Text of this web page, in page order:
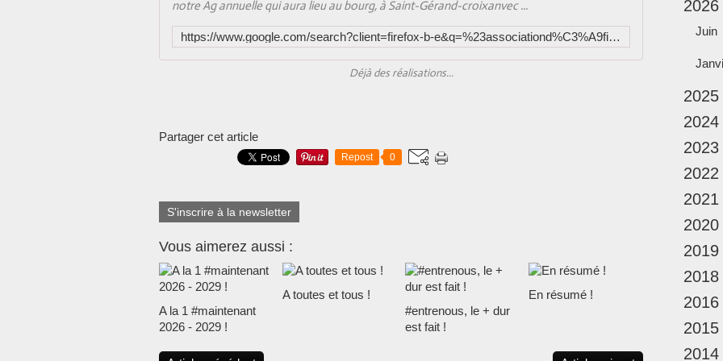
notre Ag annuelle qui aura lieu au bourg, à Saint-Gérand-croixanvec ...
https://www.google.com/search?client=firefox-b-e&q=%23associationd%C3%A9ficanal%C3%A0santg%C3%A9randcroixanvec
Déjà des réalisations...
Partager cet article
Repost 0
S'inscrire à la newsletter
Vous aimerez aussi :
A la 1 #maintenant
2026 - 2029 !
A toutes et tous !
#entrenous, le + dur
est fait !
En résumé !
2026
Juin
2025
2024
2023
2022
2021
2020
2019
2018
2016
2015
2014